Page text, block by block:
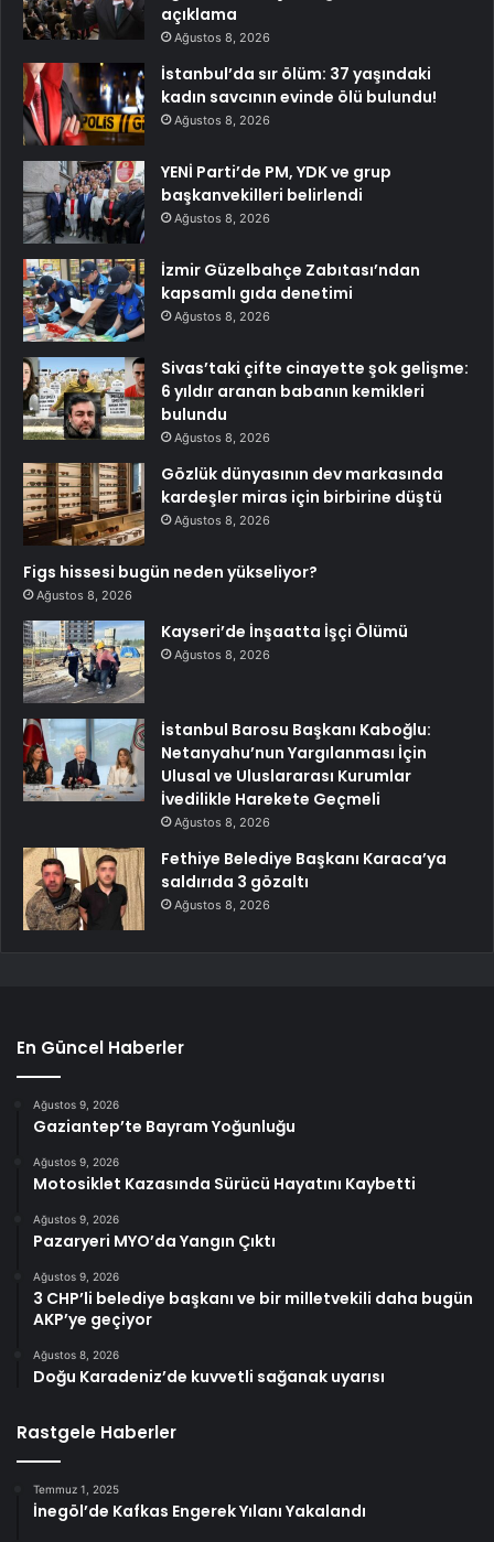
açıklama
Ağustos 8, 2026
İstanbul’da sır ölüm: 37 yaşındaki
kadın savcının evinde ölü bulundu!
Ağustos 8, 2026
YENİ Parti’de PM, YDK ve grup
başkanvekilleri belirlendi
Ağustos 8, 2026
İzmir Güzelbahçe Zabıtası’ndan
kapsamlı gıda denetimi
Ağustos 8, 2026
Sivas’taki çifte cinayette şok gelişme:
6 yıldır aranan babanın kemikleri
bulundu
Ağustos 8, 2026
Gözlük dünyasının dev markasında
kardeşler miras için birbirine düştü
Ağustos 8, 2026
Figs hissesi bugün neden yükseliyor?
Ağustos 8, 2026
Kayseri’de İnşaatta İşçi Ölümü
Ağustos 8, 2026
İstanbul Barosu Başkanı Kaboğlu:
Netanyahu’nun Yargılanması İçin
Ulusal ve Uluslararası Kurumlar
İvedilikle Harekete Geçmeli
Ağustos 8, 2026
Fethiye Belediye Başkanı Karaca’ya
saldırıda 3 gözaltı
Ağustos 8, 2026
En Güncel Haberler
Ağustos 9, 2026
Gaziantep’te Bayram Yoğunluğu
Ağustos 9, 2026
Motosiklet Kazasında Sürücü Hayatını Kaybetti
Ağustos 9, 2026
Pazaryeri MYO’da Yangın Çıktı
Ağustos 9, 2026
3 CHP’li belediye başkanı ve bir milletvekili daha bugün
AKP’ye geçiyor
Ağustos 8, 2026
Doğu Karadeniz’de kuvvetli sağanak uyarısı
Rastgele Haberler
Temmuz 1, 2025
İnegöl’de Kafkas Engerek Yılanı Yakalandı